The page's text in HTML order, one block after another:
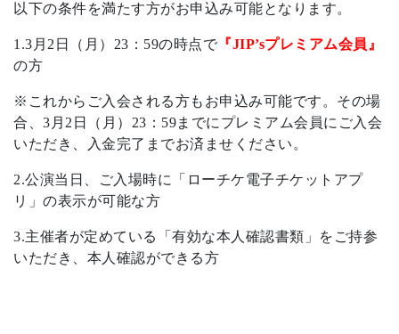
以下の条件を満たす方がお申込み可能となります。
1.3月2日（月）23：59の時点で 『JIP’sプレミアム会員』
の方
※これからご入会される方もお申込み可能です。その場
合、3月2日（月）23：59までにプレミアム会員にご入会
いただき、入金完了までお済ませください。
2.公演当日、ご入場時に「ローチケ電子チケットアプ
リ」の表示が可能な方
3.主催者が定めている「有効な本人確認書類」をご持参
いただき、本人確認ができる方